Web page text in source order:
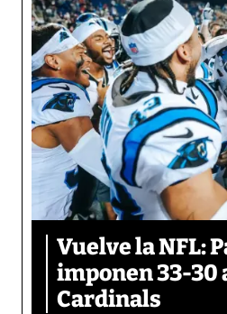
Vuelve la NFL:
imponen 33-30
Cardinals